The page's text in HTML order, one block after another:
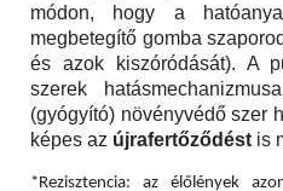
módon, hogy a
megbetegítő gomba
és azok kiszóródását). A
szerek
(gyógyító) növényvédő szer
képes az újrafertőződést is
*Rezisztencia: az élőlények